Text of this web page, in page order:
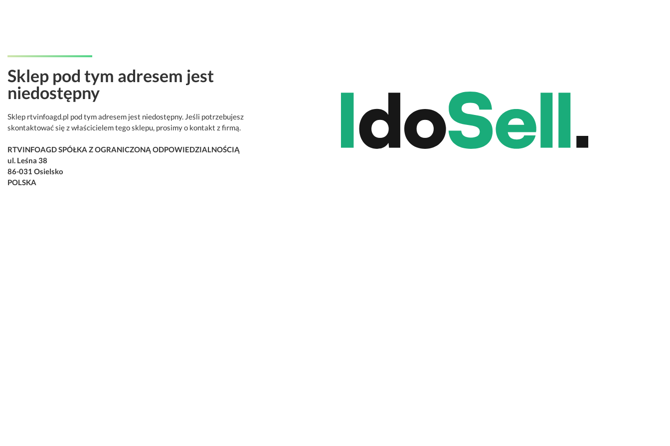
Sklep pod tym adresem jest
niedostępny
Sklep rtvinfoagd.pl pod tym adresem jest niedostępny. Jeśli potrzebujesz
skontaktować się z właścicielem tego sklepu, prosimy o kontakt z firmą.
RTVINFOAGD SPÓŁKA Z OGRANICZONĄ ODPOWIEDZIALNOŚCIĄ
ul. Leśna 38
86-031 Osielsko
POLSKA